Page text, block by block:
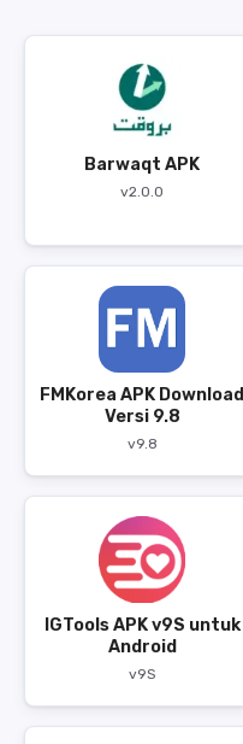
Barwaqt APK
v2.0.0
FMKorea APK Download
Versi 9.8
v9.8
IGTools APK v9S untuk
Android
v9S